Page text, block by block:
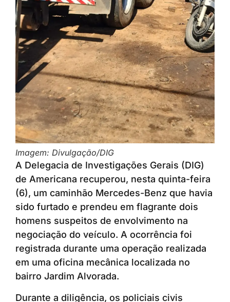
Imagem: Divulgação/DIG
A Delegacia de Investigações Gerais (DIG)
de Americana recuperou, nesta quinta-feira
(6), um caminhão Mercedes-Benz que havia
sido furtado e prendeu em flagrante dois
homens suspeitos de envolvimento na
negociação do veículo. A ocorrência foi
registrada durante uma operação realizada
em uma oficina mecânica localizada no
bairro Jardim Alvorada.
Durante a diligência, os policiais civis